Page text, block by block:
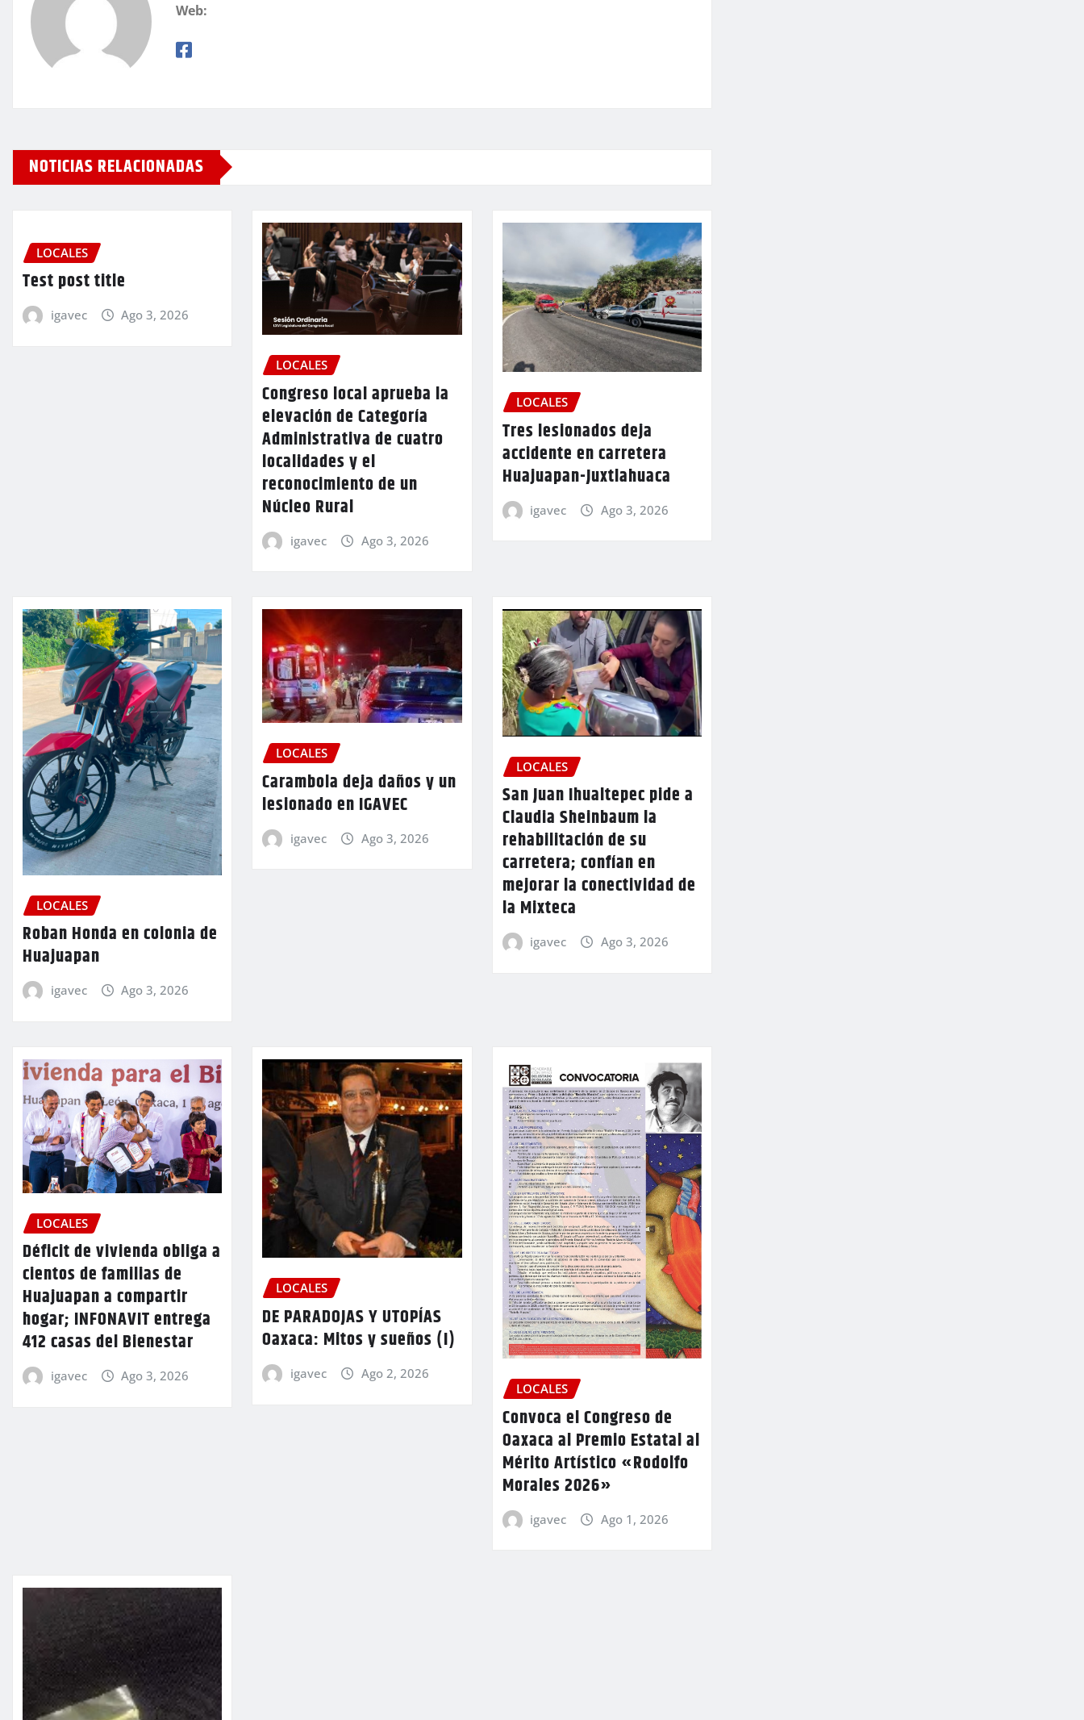
Web:
NOTICIAS RELACIONADAS
LOCALES
Test post title
igavec Ago 3, 2026
LOCALES
Congreso local aprueba la
elevación de Categoría
Administrativa de cuatro
localidades y el
reconocimiento de un
Núcleo Rural
igavec Ago 3, 2026
LOCALES
Tres lesionados deja
accidente en carretera
Huajuapan-Juxtlahuaca
igavec Ago 3, 2026
LOCALES
Roban Honda en colonia de
Huajuapan
igavec Ago 3, 2026
LOCALES
Carambola deja daños y un
lesionado en IGAVEC
igavec Ago 3, 2026
LOCALES
San Juan Ihualtepec pide a
Claudia Sheinbaum la
rehabilitación de su
carretera; confían en
mejorar la conectividad de
la Mixteca
igavec Ago 3, 2026
LOCALES
Déficit de vivienda obliga a
cientos de familias de
Huajuapan a compartir
hogar; INFONAVIT entrega
412 casas del Bienestar
igavec Ago 3, 2026
LOCALES
DE PARADOJAS Y UTOPÍAS
Oaxaca: Mitos y sueños (I)
igavec
Ago 2, 2026
LOCALES
Convoca el Congreso de
Oaxaca al Premio Estatal al
Mérito Artístico «Rodolfo
Morales 2026»
igavec Ago 1, 2026